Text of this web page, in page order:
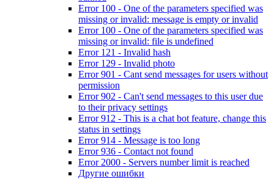
Error 100 - One of the parameters specified was
missing or invalid: message is empty or invalid
Error 100 - One of the parameters specified was
missing or invalid: file is undefined
Error 121 - Invalid hash
Error 129 - Invalid photo
Error 901 - Cant send messages for users without
permission
Error 902 - Can't send messages to this user due
to their privacy settings
Error 912 - This is a chat bot feature, change this
status in settings
Error 914 - Message is too long
Error 936 - Contact not found
Error 2000 - Servers number limit is reached
Другие ошибки